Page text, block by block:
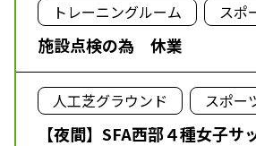
トレーニングルーム スポ
施設点検の為 休業
人工芝グラウンド スポー
【夜間】SFA西部４種女子サ